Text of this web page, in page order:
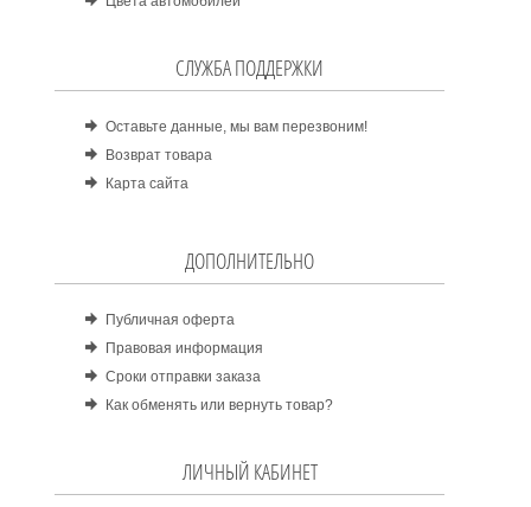
СЛУЖБА ПОДДЕРЖКИ
Оставьте данные, мы вам перезвоним!
Возврат товара
Карта сайта
ДОПОЛНИТЕЛЬНО
Публичная оферта
Правовая информация
Сроки отправки заказа
Как обменять или вернуть товар?
ЛИЧНЫЙ КАБИНЕТ